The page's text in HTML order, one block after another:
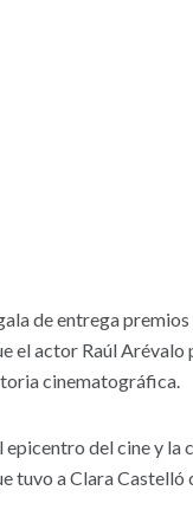
de entrega
el actor Raúl
cinematográfica.
del cine y la
tuvo a Clara Castelló